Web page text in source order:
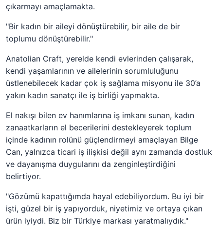
çıkarmayı amaçlamakta.
"Bir kadın bir aileyi dönüştürebilir, bir aile de bir
toplumu dönüştürebilir."
Anatolian Craft, yerelde kendi evlerinden çalışarak,
kendi yaşamlarının ve ailelerinin sorumluluğunu
üstlenebilecek kadar çok iş sağlama misyonu ile 30’a
yakın kadın sanatçı ile iş birliği yapmakta.
El nakışı bilen ev hanımlarına iş imkanı sunan, kadın
zanaatkarların el becerilerini destekleyerek toplum
içinde kadının rolünü güçlendirmeyi amaçlayan Bilge
Can, yalnızca ticari iş ilişkisi değil aynı zamanda dostluk
ve dayanışma duygularını da zenginleştirdiğini
belirtiyor.
"Gözümü kapattığımda hayal edebiliyordum. Bu iyi bir
işti, güzel bir iş yapıyorduk, niyetimiz ve ortaya çıkan
ürün iyiydi. Biz bir Türkiye markası yaratmalıydık."